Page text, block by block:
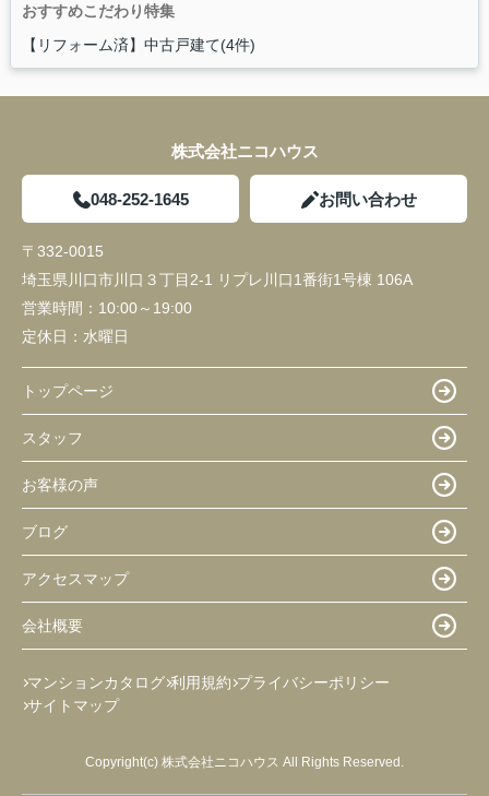
おすすめこだわり特集
【リフォーム済】中古戸建て(4件)
株式会社ニコハウス
048-252-1645 お問い合わせ
〒332-0015
埼玉県川口市川口３丁目2-1 リプレ川口1番街1号棟 106A
営業時間： 10:00～19:00
定休日： 水曜日
トップページ
スタッフ
お客様の声
ブログ
アクセスマップ
会社概要
マンションカタログ 利用規約 プライバシーポリシー
サイトマップ
Copyright(c) 株式会社ニコハウス All Rights Reserved.